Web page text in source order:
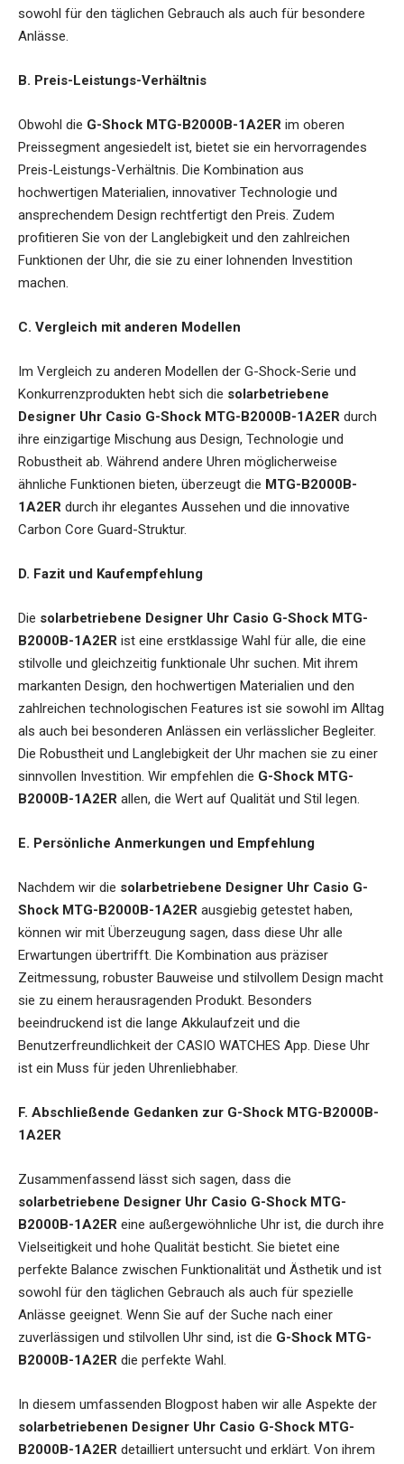
sowohl für den täglichen Gebrauch als auch für besondere
Anlässe.
B. Preis-Leistungs-Verhältnis
Obwohl die G-Shock MTG-B2000B-1A2ER im oberen
Preissegment angesiedelt ist, bietet sie ein hervorragendes
Preis-Leistungs-Verhältnis. Die Kombination aus
hochwertigen Materialien, innovativer Technologie und
ansprechendem Design rechtfertigt den Preis. Zudem
profitieren Sie von der Langlebigkeit und den zahlreichen
Funktionen der Uhr, die sie zu einer lohnenden Investition
machen.
C. Vergleich mit anderen Modellen
Im Vergleich zu anderen Modellen der G-Shock-Serie und
Konkurrenzprodukten hebt sich die solarbetriebene
Designer Uhr Casio G-Shock MTG-B2000B-1A2ER durch
ihre einzigartige Mischung aus Design, Technologie und
Robustheit ab. Während andere Uhren möglicherweise
ähnliche Funktionen bieten, überzeugt die MTG-B2000B-
1A2ER durch ihr elegantes Aussehen und die innovative
Carbon Core Guard-Struktur.
D. Fazit und Kaufempfehlung
Die solarbetriebene Designer Uhr Casio G-Shock MTG-
B2000B-1A2ER ist eine erstklassige Wahl für alle, die eine
stilvolle und gleichzeitig funktionale Uhr suchen. Mit ihrem
markanten Design, den hochwertigen Materialien und den
zahlreichen technologischen Features ist sie sowohl im Alltag
als auch bei besonderen Anlässen ein verlässlicher Begleiter.
Die Robustheit und Langlebigkeit der Uhr machen sie zu einer
sinnvollen Investition. Wir empfehlen die G-Shock MTG-
B2000B-1A2ER allen, die Wert auf Qualität und Stil legen.
E. Persönliche Anmerkungen und Empfehlung
Nachdem wir die solarbetriebene Designer Uhr Casio G-
Shock MTG-B2000B-1A2ER ausgiebig getestet haben,
können wir mit Überzeugung sagen, dass diese Uhr alle
Erwartungen übertrifft. Die Kombination aus präziser
Zeitmessung, robuster Bauweise und stilvollem Design macht
sie zu einem herausragenden Produkt. Besonders
beeindruckend ist die lange Akkulaufzeit und die
Benutzerfreundlichkeit der CASIO WATCHES App. Diese Uhr
ist ein Muss für jeden Uhrenliebhaber.
F. Abschließende Gedanken zur G-Shock MTG-B2000B-
1A2ER
Zusammenfassend lässt sich sagen, dass die
solarbetriebene Designer Uhr Casio G-Shock MTG-
B2000B-1A2ER eine außergewöhnliche Uhr ist, die durch ihre
Vielseitigkeit und hohe Qualität besticht. Sie bietet eine
perfekte Balance zwischen Funktionalität und Ästhetik und ist
sowohl für den täglichen Gebrauch als auch für spezielle
Anlässe geeignet. Wenn Sie auf der Suche nach einer
zuverlässigen und stilvollen Uhr sind, ist die G-Shock MTG-
B2000B-1A2ER die perfekte Wahl.
In diesem umfassenden Blogpost haben wir alle Aspekte der
solarbetriebenen Designer Uhr Casio G-Shock MTG-
B2000B-1A2ER detailliert untersucht und erklärt. Von ihrem